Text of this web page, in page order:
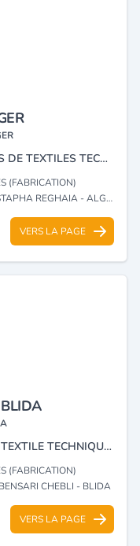
PRODUCTION DE PLUSIEURS TYPES DE TEXTILES TECHNIQUES ET LITERIE, BACHES PVC, FEUTRE, OUATE, SERPILLIÈRE, GÉOTEXTILE, LITERIE, ISOLATION, COUETTES, DRAPS, OREILLERS ET LINGE DE MAISON.
(FABRICATION)
REGHAIA - ALGER
VERS LA PAGE
PRODUCTION PLUSIEURS TYPE DE TEXTILE TECHNIQUE ET LITERIE, BACHE PVC, FEUTRE, OUATE, SERPILLÈRE, GÉOTEXTILE, LITERIE, ISOLATION, COUETTE, DRAP, OREILLER ET LINGE DE MAISON.
(FABRICATION)
CHEBLI - BLIDA
VERS LA PAGE